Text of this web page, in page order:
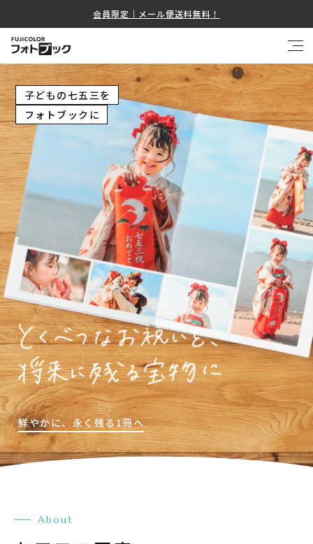
会員限定｜メール便送料無料！
子どもの七五三を
フォトブックに
鮮やかに、 永く残る1冊へ
About